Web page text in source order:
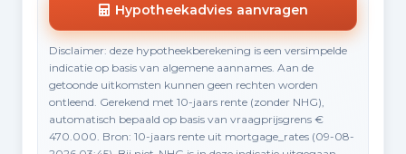
Hypotheekadvies aanvragen
Disclaimer: deze hypotheekberekening is een versimpelde
indicatie op basis van algemene aannames. Aan de
getoonde uitkomsten kunnen geen rechten worden
ontleend. Gerekend met 10-jaars rente (zonder NHG),
automatisch bepaald op basis van vraagprijsgrens €
470.000. Bron: 10-jaars rente uit mortgage_rates (09-08-